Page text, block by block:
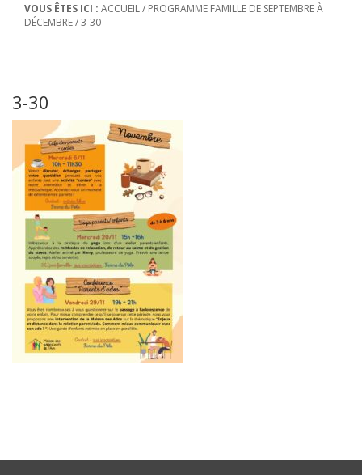
VOUS ÊTES ICI : ACCUEIL/ PROGRAMME FAMILLE DE SEPTEMBRE À
DÉCEMBRE/3-30
3-30